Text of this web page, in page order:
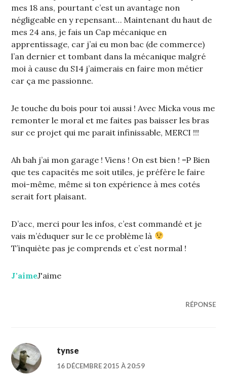
mes 18 ans, pourtant c’est un avantage non
négligeable en y repensant… Maintenant du haut de
mes 24 ans, je fais un Cap mécanique en
apprentissage, car j’ai eu mon bac (de commerce)
l’an dernier et tombant dans la mécanique malgré
moi à cause du S14 j’aimerais en faire mon métier
car ça me passionne.
Je touche du bois pour toi aussi ! Avec Micka vous me
remonter le moral et me faites pas baisser les bras
sur ce projet qui me parait infinissable, MERCI !!!
Ah bah j’ai mon garage ! Viens ! On est bien ! =P Bien
que tes capacités me soit utiles, je préfère le faire
moi-même, même si ton expérience à mes cotés
serait fort plaisant.
D’acc, merci pour les infos, c’est commandé et je
vais m’éduquer sur le ce problème là
T’inquiète pas je comprends et c’est normal !
J'aimeJ'aime
RÉPONSE
tynse
16 DÉCEMBRE 2015 À 20:59